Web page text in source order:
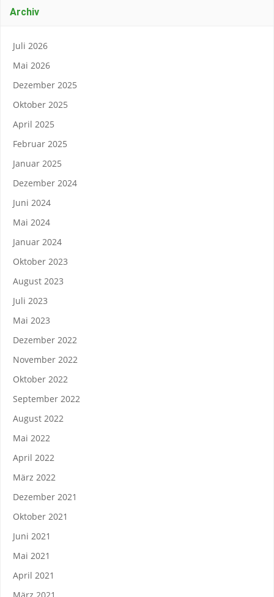
Archiv
Juli 2026
Mai 2026
Dezember 2025
Oktober 2025
April 2025
Februar 2025
Januar 2025
Dezember 2024
Juni 2024
Mai 2024
Januar 2024
Oktober 2023
August 2023
Juli 2023
Mai 2023
Dezember 2022
November 2022
Oktober 2022
September 2022
August 2022
Mai 2022
April 2022
März 2022
Dezember 2021
Oktober 2021
Juni 2021
Mai 2021
April 2021